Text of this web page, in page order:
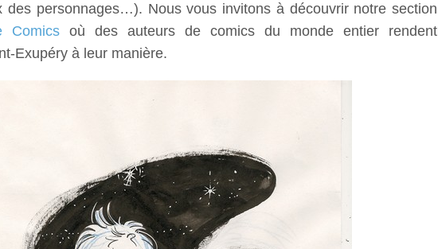
des personnages…). Nous vous invitons à découvrir notre section
Comics où des auteurs de comics du monde entier rendent
Exupéry à leur manière.